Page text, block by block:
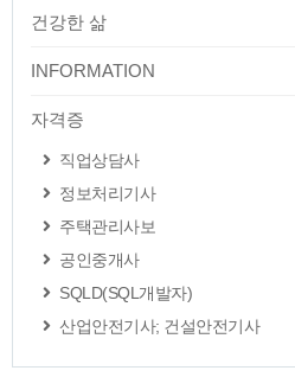
건강한 삶
INFORMATION
자격증
직업상담사
정보처리기사
주택관리사보
공인중개사
SQLD(SQL개발자)
산업안전기사; 건설안전기사